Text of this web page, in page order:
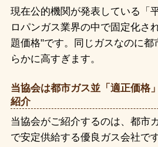
現在公的機関が発表している「
ロパンガス業界の中で固定化さ
題価格"です。同じガスなのに都
らかに高すぎます。
当協会は都市ガス並「適正価格
紹介
当協会がご紹介するのは、都市
で安定供給する優良ガス会社で